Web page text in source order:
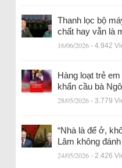
Thanh lọc bộ
chất hay vẫn là
16/06/2026 - 4.942
Hàng loạt trẻ
khẩn cầu bà
28/05/2026 - 3.779
“Nhà là để ở,
Lâm không
24/05/2026 - 2.426